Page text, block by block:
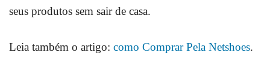
seus produtos sem sair de casa.
Leia também o artigo: como Comprar Pela Netshoes.